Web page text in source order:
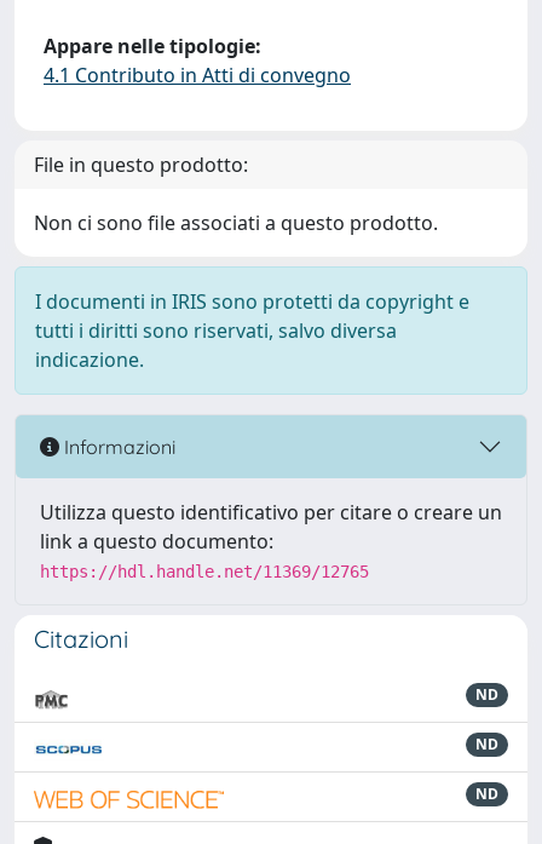
Appare nelle tipologie:
4.1 Contributo in Atti di convegno
File in questo prodotto:
Non ci sono file associati a questo prodotto.
I documenti in IRIS sono protetti da copyright e
tutti i diritti sono riservati, salvo diversa
indicazione.
Informazioni
Utilizza questo identificativo per citare o creare un
link a questo documento:
https://hdl.handle.net/11369/12765
Citazioni
ND
ND
ND